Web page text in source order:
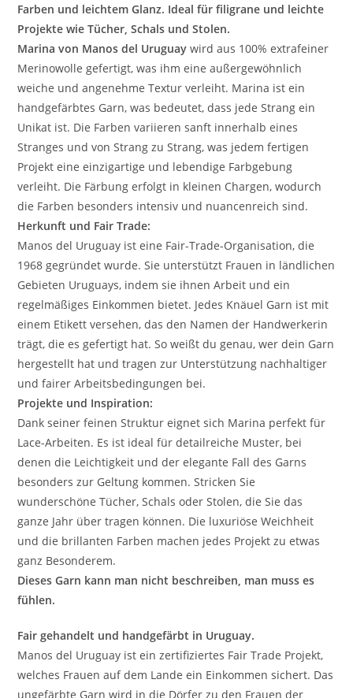
Farben und leichtem Glanz. Ideal für filigrane und leichte
Projekte wie Tücher, Schals und Stolen.
Marina von Manos del Uruguay wird aus 100% extrafeiner
Merinowolle gefertigt, was ihm eine außergewöhnlich
weiche und angenehme Textur verleiht. Marina ist ein
handgefärbtes Garn, was bedeutet, dass jede Strang ein
Unikat ist. Die Farben variieren sanft innerhalb eines
Stranges und von Strang zu Strang, was jedem fertigen
Projekt eine einzigartige und lebendige Farbgebung
verleiht. Die Färbung erfolgt in kleinen Chargen, wodurch
die Farben besonders intensiv und nuancenreich sind.
Herkunft und Fair Trade:
Manos del Uruguay ist eine Fair-Trade-Organisation, die
1968 gegründet wurde. Sie unterstützt Frauen in ländlichen
Gebieten Uruguays, indem sie ihnen Arbeit und ein
regelmäßiges Einkommen bietet. Jedes Knäuel Garn ist mit
einem Etikett versehen, das den Namen der Handwerkerin
trägt, die es gefertigt hat. So weißt du genau, wer dein Garn
hergestellt hat und tragen zur Unterstützung nachhaltiger
und fairer Arbeitsbedingungen bei.
Projekte und Inspiration:
Dank seiner feinen Struktur eignet sich Marina perfekt für
Lace-Arbeiten. Es ist ideal für detailreiche Muster, bei
denen die Leichtigkeit und der elegante Fall des Garns
besonders zur Geltung kommen. Stricken Sie
wunderschöne Tücher, Schals oder Stolen, die Sie das
ganze Jahr über tragen können. Die luxuriöse Weichheit
und die brillanten Farben machen jedes Projekt zu etwas
ganz Besonderem.
Dieses Garn kann man nicht beschreiben, man muss es
fühlen.
Fair gehandelt und handgefärbt in Uruguay.
Manos del Uruguay ist ein zertifiziertes Fair Trade Projekt,
welches Frauen auf dem Lande ein Einkommen sichert. Das
ungefärbte Garn wird in die Dörfer zu den Frauen der